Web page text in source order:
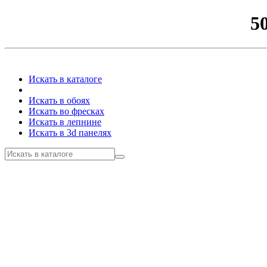
Искать в каталоге
Искать в обоях
Искать во фресках
Искать в лепнине
Искать в 3d панелях